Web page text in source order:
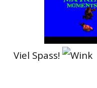
Viel Spass!